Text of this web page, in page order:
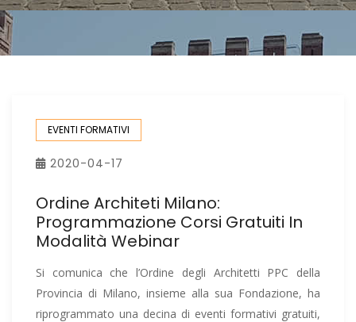
EVENTI FORMATIVI
2020-04-17
Ordine Architeti Milano:
Programmazione Corsi Gratuiti In
Modalità Webinar
Si comunica che l’Ordine degli Architetti PPC della
Provincia di Milano, insieme alla sua Fondazione, ha
riprogrammato una decina di eventi formativi gratuiti,